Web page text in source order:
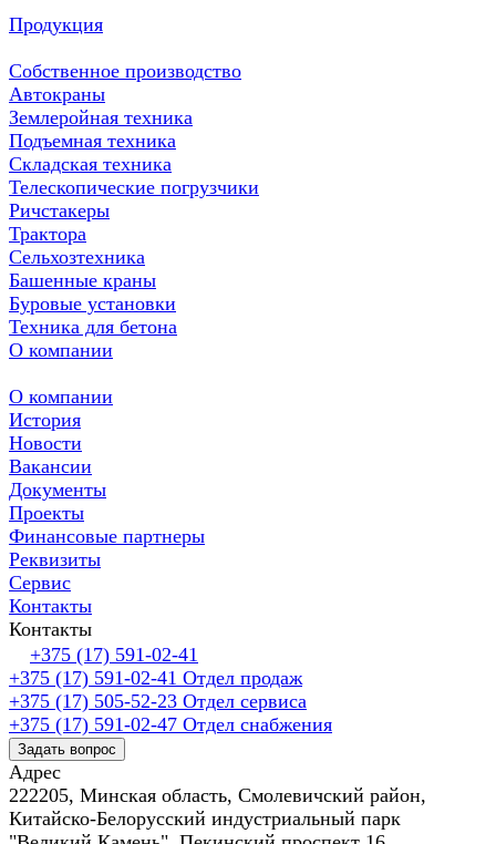
Продукция
Собственное производство
Автокраны
Землеройная техника
Подъемная техника
Складская техника
Телескопические погрузчики
Ричстакеры
Трактора
Сельхозтехника
Башенные краны
Буровые установки
Техника для бетона
О компании
О компании
История
Новости
Вакансии
Документы
Проекты
Финансовые партнеры
Реквизиты
Сервис
Контакты
Контакты
+375 (17) 591-02-41
+375 (17) 591-02-41 Отдел продаж
+375 (17) 505-52-23 Отдел сервиса
+375 (17) 591-02-47 Отдел снабжения
Задать вопрос
Адрес
222205, Минская область, Смолевичский район,
Китайско-Белорусский индустриальный парк